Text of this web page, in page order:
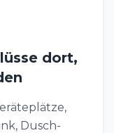
dort,
Dusch-